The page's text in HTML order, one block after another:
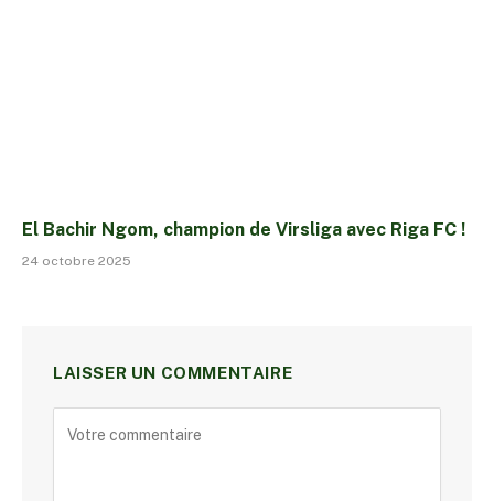
El Bachir Ngom, champion de Virsliga avec Riga FC !
24 octobre 2025
LAISSER UN COMMENTAIRE